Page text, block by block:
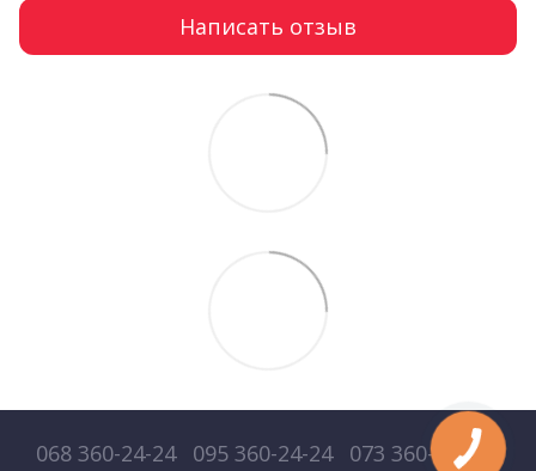
Написать отзыв
068 360-24-24 095 360-24-24 073 360-24-24